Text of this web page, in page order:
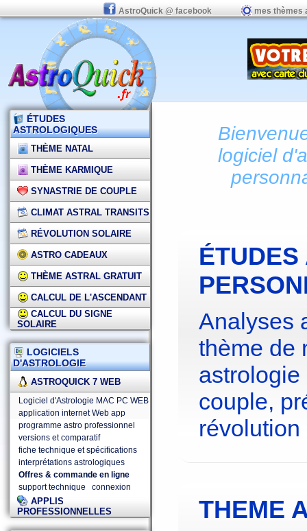
AstroQuick @ facebook mes thèmes
ÉTUDES
ASTROLOGIQUES
THÈME NATAL
THÈME KARMIQUE
SYNASTRIE DE COUPLE
CLIMAT ASTRAL TRANSITS
RÉVOLUTION SOLAIRE
ASTRO CADEAUX
THÈME ASTRAL GRATUIT
CALCUL DE L'ASCENDANT
CALCUL DU SIGNE
SOLAIRE
LOGICIELS
D'ASTROLOGIE
ASTROQUICK 7 WEB
Logiciel d'Astrologie MAC PC WEB
application internet Web app
programme astro professionnel
versions et comparatif
fiche technique et spécifications
interprétations astrologiques
Offres & commande en ligne
support technique
connexion
APPLIS
PROFESSIONNELLES
logiciel
Analyses
thème de
couple,
THEME